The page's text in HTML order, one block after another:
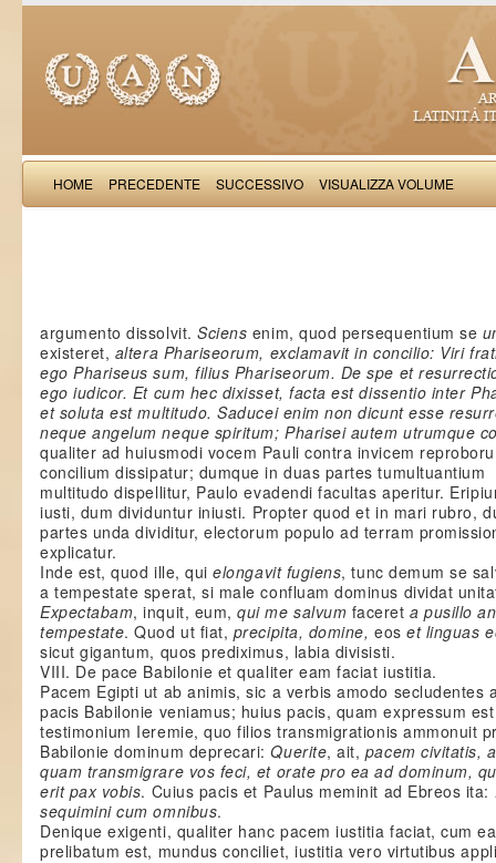
HOME PRECEDENTE SUCCESSIVO VISUALIZZA VOLUME
argumento dissolvit.Sciens enim, quod persequentium se
existeret, altera Phariseorum, exclamavit in concilio: Viri
ego Phariseus sum, filius Phariseorum. De spe et
ego iudicor. Et cum hec dixisset, facta est dissentio inter
et soluta est multitudo. Saducei enim non dicunt esse
neque angelum neque spiritum; Pharisei autem utrumque
qualiter ad huiusmodi vocem Pauli contra invicem
concilium dissipatur; dumque in duas partes tumultuantium
multitudo dispellitur, Paulo evadendi facultas aperitur.
iusti, dum dividuntur iniusti. Propter quod et in mari rubro,
partes unda dividitur, electorum populo ad terram
explicatur.
Inde est, quod ille, quielongavit fugiens, tunc demum se
a tempestate sperat, si male confluam dominus dividat
Expectabam, inquit, eum,qui me salvum facereta pusillo
tempestate. Quod ut fiat, precipita, domine,eos et linguas
sicut gigantum, quos prediximus, labia divisisti.
VIII. De pace Babilonie et qualiter eam faciat iustitia.
Pacem Egipti ut ab animis, sic a verbis amodo secludentes
pacis Babilonie veniamus; huius pacis, quam expressum
testimonium Ieremie, quo filios transmigrationis ammonuit
Babilonie dominum deprecari:Querite, ait, pacem civitatis,
quam transmigrare vos feci, et orate pro ea ad dominum,
erit pax vobis. Cuius pacis et Paulus meminit ad Ebreos ita:
sequimini cum omnibus.
Denique exigenti, qualiter hanc pacem iustitia faciat, cum
prelibatum est, mundus conciliet, iustitia vero virtutibus